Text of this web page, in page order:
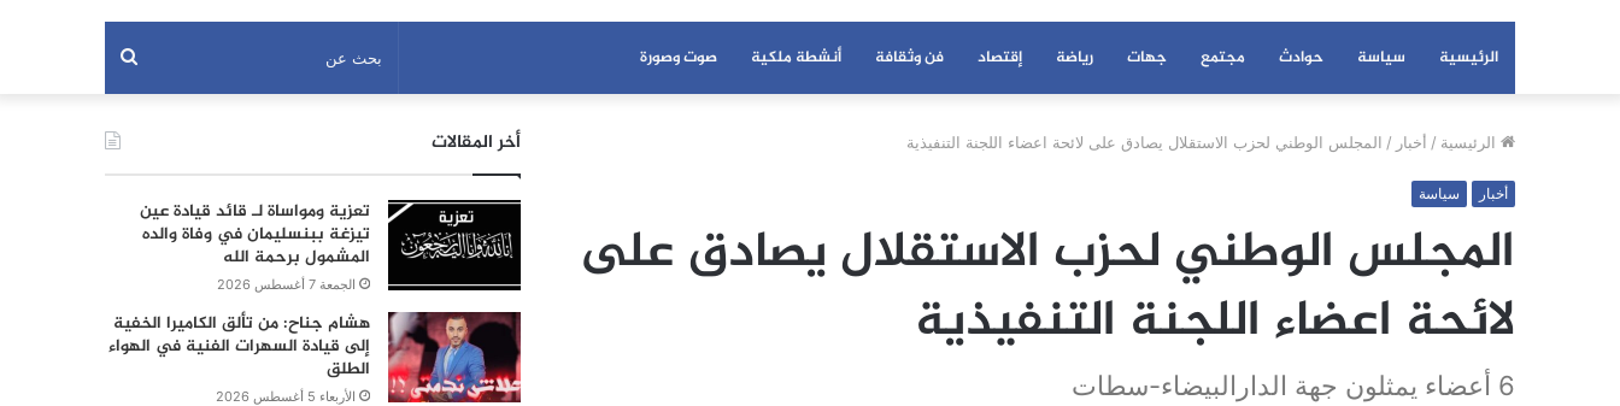
الرئيسية سياسة حوادث مجتمع جهات رياضة إقتصاد فن وثقافة أنشطة ملكية صوت وصورة بحث
عن
الرئيسية / أخبار / المجلس الوطني لحزب الاستقلال يصادق على لائحة اعضاء اللجنة التنفيذية
أخبار سياسة
المجلس الوطني لحزب الاستقلال يصادق على
لائحة اعضاء اللجنة التنفيذية
6 أعضاء يمثلون جهة الدارالبيضاء-سطات
أخر المقالات
تعزية ومواساة لـ قائد قيادة عين
تيزغة ببنسليمان في وفاة والده
المشمول برحمة الله
الجمعة 7 أغسطس 2026
هشام جناح: من تألق الكاميرا الخفية
إلى قيادة السهرات الفنية في الهواء
الطلق
الأربعاء 5 أغسطس 2026